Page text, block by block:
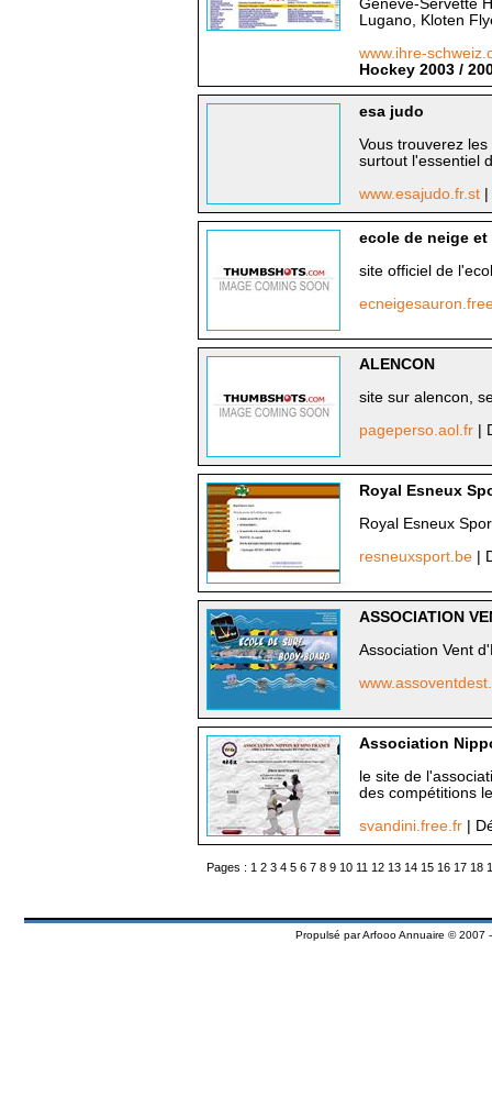
Genève-Servette
Lugano, Kloten
www.ihre-
Hockey 2003 /
esa judo
Vous trouverez
surtout l'essentiel
www.esajudo.fr.st
ecole de neige
site officiel de
ALENCON
site sur alencon,
pageperso.aol.fr
|
Royal Esneux
Royal Esneux
resneuxsport.be
|
ASSOCIATION
Association Vent
Association
le site de
des compétitions
svandini.free.fr
|
Pages : 1 2 3 4 5 6 7 8 9 10 11 12 13 14 15 16 17 18
Propulsé parArfooo Annuaire © 2007